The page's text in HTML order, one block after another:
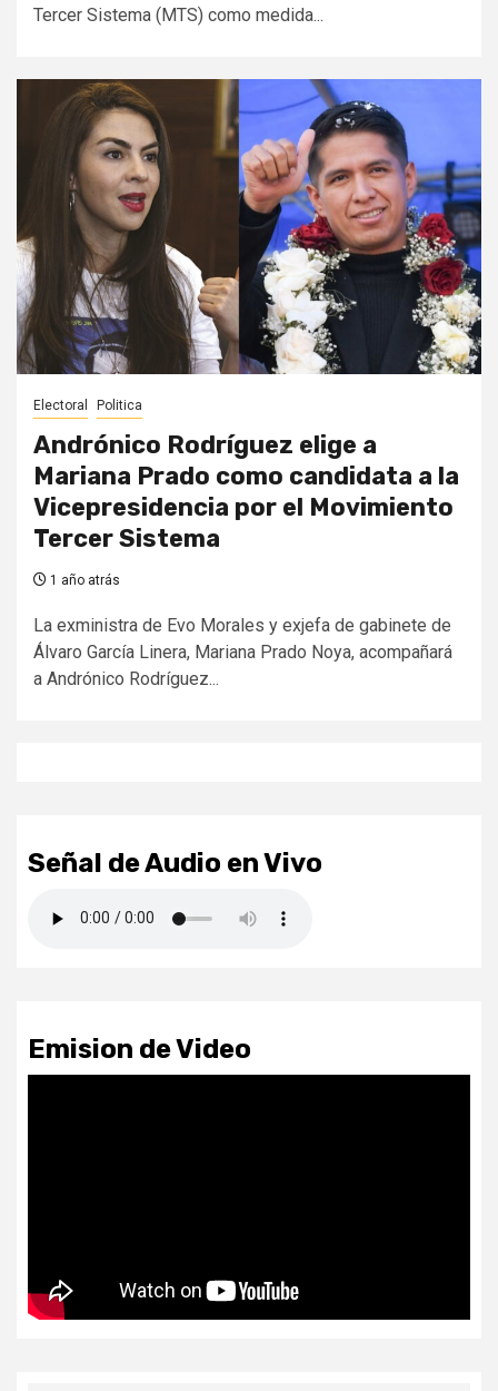
Tercer Sistema (MTS) como medida...
Electoral Politica
Andrónico Rodríguez elige a
Mariana Prado como candidata a la
Vicepresidencia por el Movimiento
Tercer Sistema
1 año atrás
La exministra de Evo Morales y exjefa de gabinete de
Álvaro García Linera, Mariana Prado Noya, acompañará
a Andrónico Rodríguez...
Señal de Audio en Vivo
Emision de Video